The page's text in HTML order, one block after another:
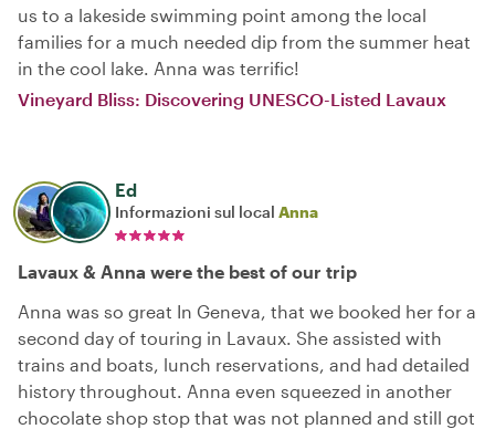
us to a lakeside swimming point among the local
families for a much needed dip from the summer heat
in the cool lake. Anna was terrific!
Vineyard Bliss: Discovering UNESCO-Listed Lavaux
Ed
Informazioni sul local Anna
Lavaux & Anna were the best of our trip
Anna was so great In Geneva, that we booked her for a
second day of touring in Lavaux. She assisted with
trains and boats, lunch reservations, and had detailed
history throughout. Anna even squeezed in another
chocolate shop stop that was not planned and still got